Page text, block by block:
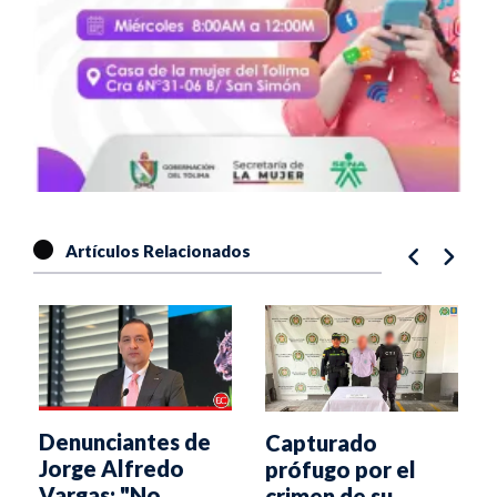
Artículos Relacionados
Denunciantes de
Jorge Alfredo
Capturado
prófugo por el